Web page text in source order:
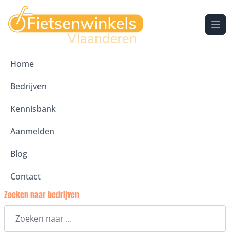
Home
Bedrijven
Kennisbank
Aanmelden
Blog
Contact
Zoeken naar bedrijven